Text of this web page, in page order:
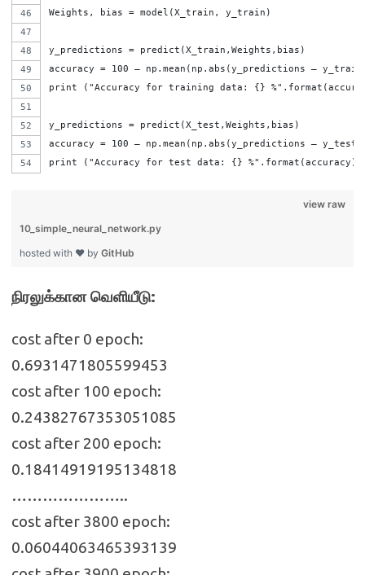
Weights, bias = model(X_train, y_train)
y_predictions = predict(X_train,Weights,bias)
accuracy = 100 – np.mean(np.abs(y_predictions –
print ("Accuracy for training data: {}
y_predictions = predict(X_test,Weights,bias)
accuracy = 100 – np.mean(np.abs(y_predictions –
print ("Accuracy for test data: {} %".format(accuracy))
view raw
10_simple_neural_network.py
hosted with ❤ by GitHub
நிரலுக்கான வெளியீடு:
cost after 0 epoch:
0.6931471805599453
cost after 100 epoch:
0.24382767353051085
cost after 200 epoch:
0.18414919195134818
…………………..
cost after 3800 epoch:
0.06044063465393139